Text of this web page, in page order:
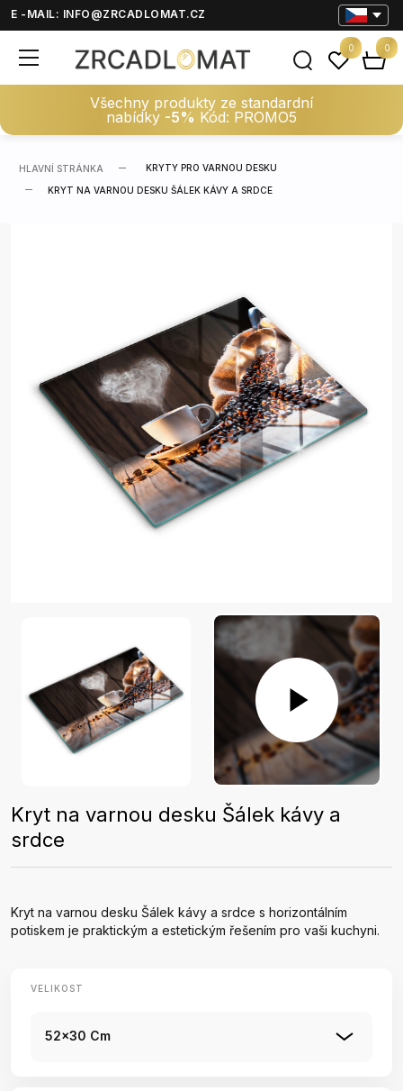
E -MAIL: INFO@ZRCADLOMAT.CZ
Všechny produkty ze standardní
nabídky -5% Kód: PROMO5
0 0
HLAVNÍ STRÁNKA KRYTY PRO VARNOU DESKU
KRYT NA VARNOU DESKU ŠÁLEK KÁVY A SRDCE
Kryt na varnou desku Šálek kávy a
srdce
Kryt na varnou desku Šálek kávy a srdce s horizontálním
potiskem je praktickým a estetickým řešením pro vaši kuchyni.
VELIKOST
52x30 Cm